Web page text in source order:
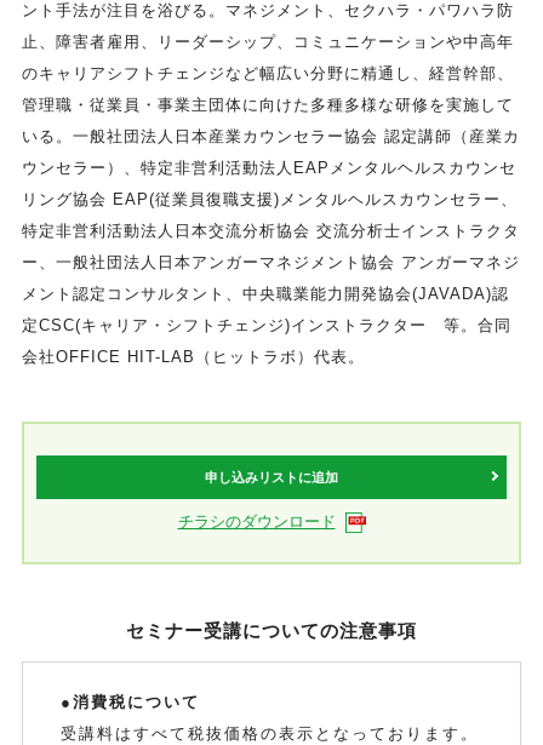
ント手法が注目を浴びる。マネジメント、セクハラ・パワハラ防
止、障害者雇用、リーダーシップ、コミュニケーションや中高年
のキャリアシフトチェンジなど幅広い分野に精通し、経営幹部、
管理職・従業員・事業主団体に向けた多種多様な研修を実施して
いる。一般社団法人日本産業カウンセラー協会 認定講師（産業カ
ウンセラー）、特定非営利活動法人EAPメンタルヘルスカウンセ
リング協会 EAP(従業員復職支援)メンタルヘルスカウンセラー、
特定非営利活動法人日本交流分析協会 交流分析士インストラクタ
ー、一般社団法人日本アンガーマネジメント協会 アンガーマネジ
メント認定コンサルタント、中央職業能力開発協会(JAVADA)認
定CSC(キャリア・シフトチェンジ)インストラクター 等。合同
会社OFFICE HIT-LAB（ヒットラボ）代表。
申し込みリストに追加
チラシのダウンロード
セミナー受講についての注意事項
●消費税について
受講料はすべて税抜価格の表示となっております。